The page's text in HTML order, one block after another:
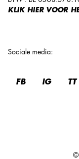
KLIK HIER VOOR
Sociale media:
FB IG TT
©